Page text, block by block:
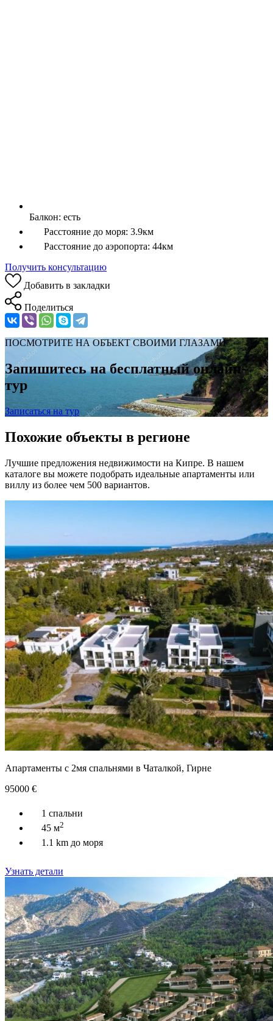
Балкон: есть
Расстояние до моря: 3.9км
Расстояние до аэропорта: 44км
Получить консультацию
Добавить в закладки
Поделиться
ПОСМОТРИТЕ НА ОБЪЕКТ СВОИМИ ГЛАЗАМИ
Запишитесь на бесплатный онлайн-
тур
Записаться на тур
Похожие объекты в регионе
Лучшие предложения недвижимости на Кипре. В нашем
каталоге вы можете подобрать идеальные апартаменты или
виллу из более чем 500 вариантов.
Апартаменты с 2мя спальнями в Чаталкой, Гирне
95000 €
1 спальни
45 м2
1.1 km до моря
Узнать детали